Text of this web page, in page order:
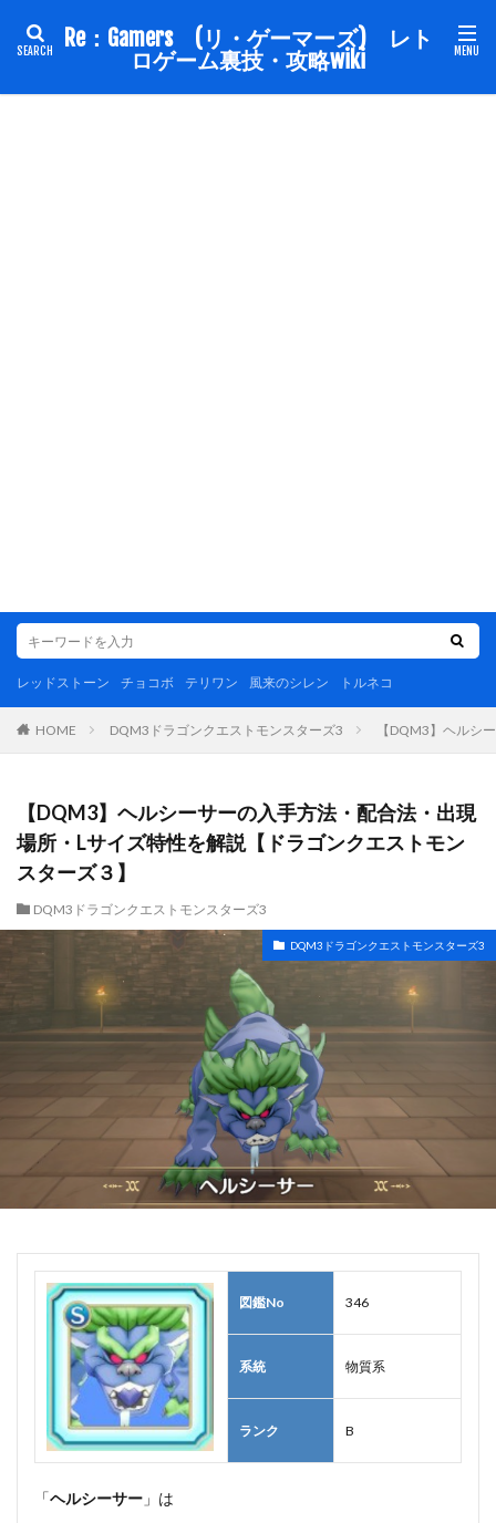
Re：Gamers (リ・ゲーマーズ) レト
ロゲーム裏技・攻略wiki
レッドストーン チョコボ テリワン 風来のシレン トルネコ
HOME DQM3ドラゴンクエストモンスターズ3 【DQM3】ヘルシ
【DQM3】ヘルシーサーの入手方法・配合法・出現
場所・Lサイズ特性を解説【ドラゴンクエストモン
スターズ３】
DQM3ドラゴンクエストモンスターズ3
DQM3ドラゴンクエストモンスターズ3
図鑑No 346
系統 物質系
ランク B
「ヘルシーサー 」は